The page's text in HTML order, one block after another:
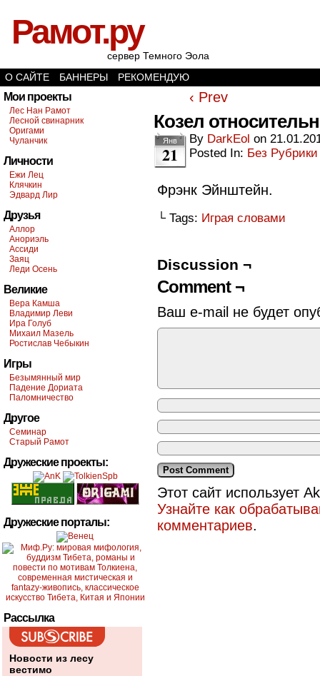
Рамот.ру
сервер Темного Эола
О САЙТЕ
БАННЕРЫ РЕКОМЕНДУЮ
Мои проекты
Лес Нан Рамот
Лесной свинарник
Оригами
Чуланчик
Личности
Ежи Лец
Клячкин
Эдвард Лир
Друзья
Аллор
Анориэль
Ассиди
Заяц
Леди Осень
Великие
Вера Камша
Владимир Леви
Ира Голуб
Михаил Мазель
Ростислав Чебыкин
Игры
Безымянный мир
Падение Дориата
Паломничество
Другое
Семинар
Старый Рамот
Дружеские проекты:
Дружеские порталы:
Рассылка
Новости из лесу
вестимо
‹ Prev
Козел
Янв
21
By DarkEol on
Posted In: Без Рубрики
Фрэнк Эйнштейн.
└ Tags: Играя словами
Discussion ¬
Comment ¬
Ваш e-mail не будет
Этот сайт использует
Узнайте как
комментариев.